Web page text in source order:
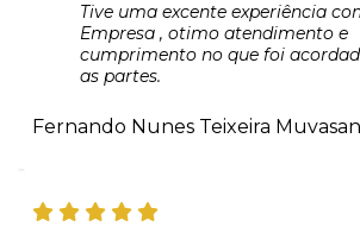
Tive uma excente experiência
Empresa , otimo atendimento e
cumprimento no que foi
as partes.
Fernando Nunes Teixeira Muvasan